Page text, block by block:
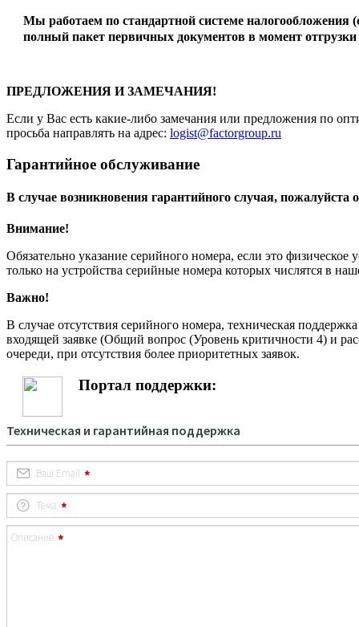
Мы работаем по стандартной системе
полный пакет первичных документов в момент отгрузки
ПРЕДЛОЖЕНИЯ И ЗАМЕЧАНИЯ!
Если у Вас есть какие-либо замечания или предложения по
просьба направлять на адрес: logist@factorgroup.ru
Гарантийное обслуживание
В случае возникновения гарантийного случая, пожалуйста
Внимание!
Обязательно указание серийного номера, если это физическое
только на устройства серийные номера которых числятся в
Важно!
В случае отсутствия серийного номера, техническая
входящей заявке (Общий вопрос (Уровень критичности 4) и
очереди, при отсутствия более приоритетных заявок.
Портал поддержки: